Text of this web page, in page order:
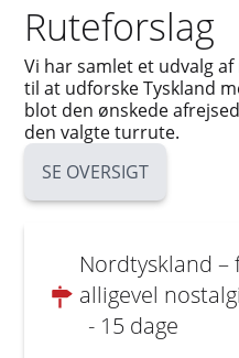
Ruteforslag
Vi har samlet et udvalg
til at udforske Tyskland
blot den ønskede
den valgte turrute.
SE OVERSIGT
Nordtyskland –
alligevel
- 15 dage